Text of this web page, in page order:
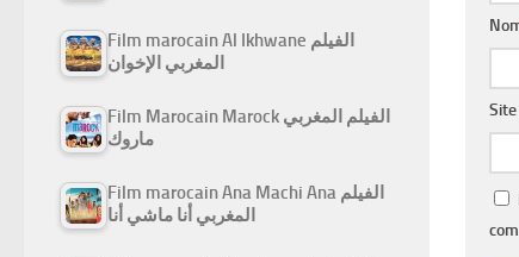
Film marocain Al Ikhwane الفيلم
المغربي الإخوان
Film Marocain Marock الفيلم المغربي
ماروك
Film marocain Ana Machi Ana الفيلم
المغربي أنا ماشي أنا